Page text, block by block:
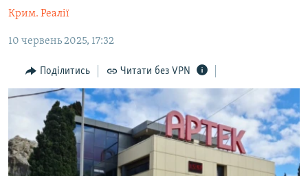
до
навігації
Перейти
пошуку
ПОЛІТИКА
БЛОГИ
ПОГЛЯД
ІНТЕРВ'Ю
ВСЕ ЗА ДЕНЬ
СПЕЦПРОЕКТИ
ДЕПОРТАЦІЯ
ЯК ОБІЙТИ БЛОКУВАННЯ
Крим. Реалії
10 червень 2025, 17:32
Поділитись Читати без VPN